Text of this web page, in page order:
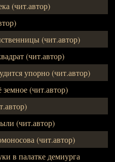
(чит.автор)
(чит.автор)
(чит.автор)
упорно (чит.автор)
(чит.автор)
(чит.автор)
(чит.автор)
в палатке демиурга